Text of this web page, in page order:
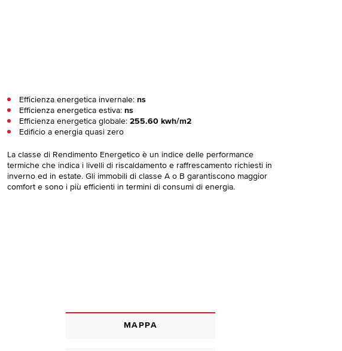
Efficienza energetica invernale:ns
Efficienza energetica estiva:ns
Efficienza energetica globale:255.60 kwh/m2
Edificio a energia quasi zero
La classe di Rendimento Energetico è un indice delle performance
termiche che indica i livelli di riscaldamento e raffrescamento richiesti in
inverno ed in estate. Gli immobili di classe A o B garantiscono maggior
comfort e sono i più efficienti in termini di consumi di energia.
MAPPA